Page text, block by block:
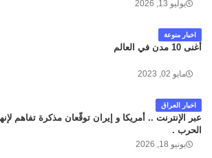
يوليو 13, 2026
اخبار منوعة
أغنى 10 مدن في العالم
مايو 02, 2023
اخبار العراق
عبر الإنترنت .. أمريكا و إيران توقّعان مذكرة تفاهم
الحرب .
يونيو 18, 2026